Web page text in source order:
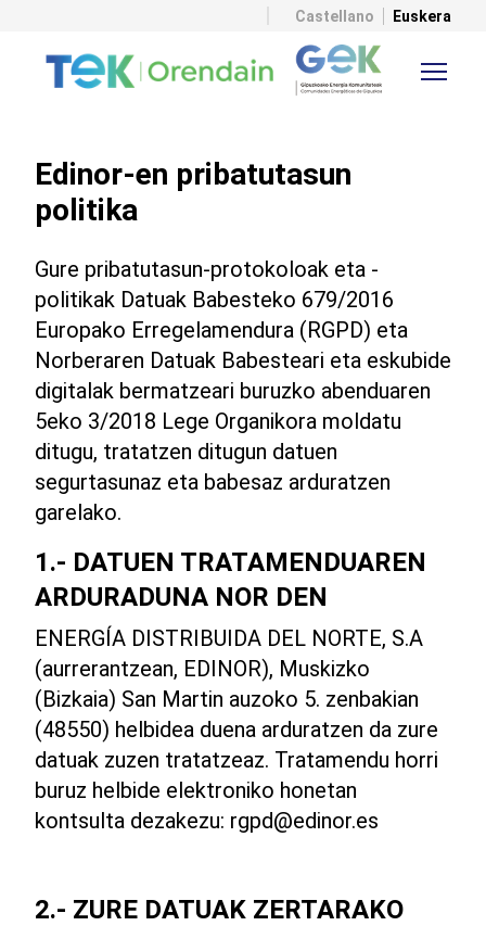
Castellano Euskera
Edinor-en pribatutasun
politika
Gure pribatutasun-protokoloak eta -
politikak Datuak Babesteko 679/2016
Europako Erregelamendura (RGPD) eta
Norberaren Datuak Babesteari eta eskubide
digitalak bermatzeari buruzko abenduaren
5eko 3/2018 Lege Organikora moldatu
ditugu, tratatzen ditugun datuen
segurtasunaz eta babesaz arduratzen
garelako.
1.- DATUEN TRATAMENDUAREN
ARDURADUNA NOR DEN
ENERGÍA DISTRIBUIDA DEL NORTE, S.A
(aurrerantzean, EDINOR), Muskizko
(Bizkaia) San Martin auzoko 5. zenbakian
(48550) helbidea duena arduratzen da zure
datuak zuzen tratatzeaz. Tratamendu horri
buruz helbide elektroniko honetan
kontsulta dezakezu: rgpd@edinor.es
2.- ZURE DATUAK ZERTARAKO